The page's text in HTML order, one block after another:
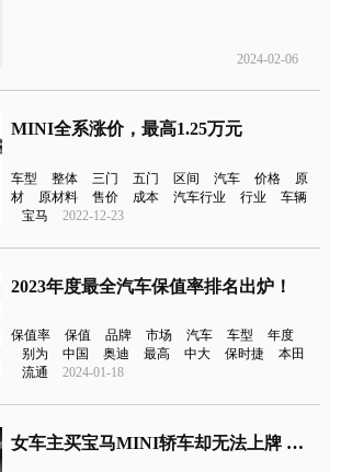
2024-02-06
MINI全系涨价，最高1.25万元
车型 整体 三门 五门 区间 汽车 价格
原
材
原材料 售价 成本 汽车行业 行业
车辆
宝马
2022-12-23
2023年度最全汽车保值率排名出炉！
保值率 保值 品牌 市场 汽车 车型
年度
别为
中国 奥迪 最高 中大 保时捷
本田
流通
2024-01-18
女车主买宝马MINI轿车却无法上牌 车管所：车架号掉漆了